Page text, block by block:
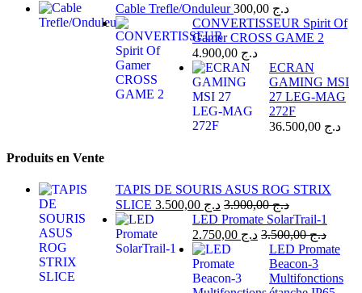
Cable Trefle/Onduleur د.ج
CONVERTISSEUR Spirit Of
Gamer CROSS GAME 2
د.ج
ECRAN
GAMING MSI
27 LEG-MAG
272F
د.ج
Produits en Vente
TAPIS DE SOURIS ASUS ROG STRIX
SLICE
د.ج د.ج3.900,00
LED Promate SolarTrail-1
د.ج
د.ج3.500,00
LED Promate
Beacon-3
Multifonctions